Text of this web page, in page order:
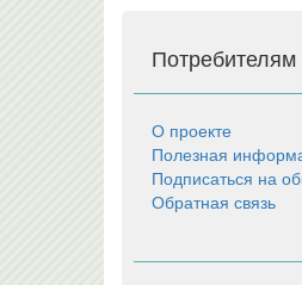
Потребителям
О проекте
Полезная
Подписаться на
Обратная связь